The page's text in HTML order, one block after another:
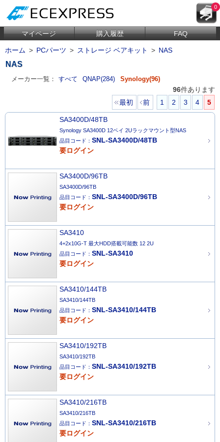
0
マイページ 購入履歴 FAQ
ホーム > PCパーツ > ストレージ ベアキット > NAS
NAS
メーカー一覧： すべて QNAP(284) Synology(96)
96件あります
最初
前 1 2 3 4 5
SA3400D/48TB
Synology SA3400D 12ベイ 2Uラックマウント型NAS
品目コード： SNL-SA3400D/48TB
要ログイン
SA3400D/96TB
SA3400D/96TB
品目コード： SNL-SA3400D/96TB
要ログイン
SA3410
4+2x10G-T 最大HDD搭載可能数 12 2U
品目コード： SNL-SA3410
要ログイン
SA3410/144TB
SA3410/144TB
品目コード： SNL-SA3410/144TB
要ログイン
SA3410/192TB
SA3410/192TB
品目コード： SNL-SA3410/192TB
要ログイン
SA3410/216TB
SA3410/216TB
品目コード： SNL-SA3410/216TB
要ログイン